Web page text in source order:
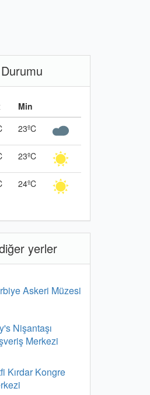
Min
23ºC
23ºC
24ºC
yerler
Askeri Müzesi
Nişantaşı
Merkezi
Kırdar Kongre